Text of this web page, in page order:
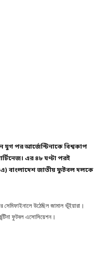
যুগ পর আর্জেন্টিনাকে বিশ্বকাপ
এর ৪৮ ঘণ্টা পরই
বাংলাদেশ জাতীয় ফুটবল দলকে
সেমিফাইনালে উঠেছিল জামাল ভূঁইয়ারা।
ফুটবল এসোসিয়েশন।